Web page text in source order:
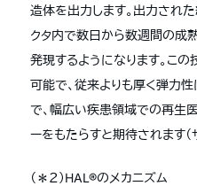
造体を出力します。出力され
クタ内で数日から数週間の成
発現するようになります。こ
可能で、従来よりも厚く弾力
で、幅広い疾患領域での再生
ーをもたらすと期待されます（
（＊２）HAL®のメカニズム